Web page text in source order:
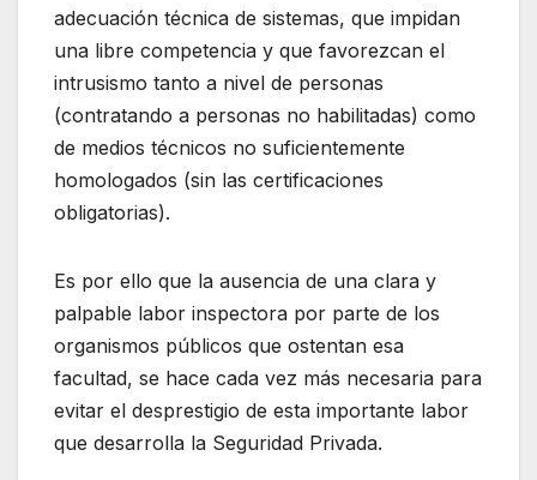
adecuación técnica de sistemas, que impidan
una libre competencia y que favorezcan el
intrusismo tanto a nivel de personas
(contratando a personas no habilitadas) como
de medios técnicos no suficientemente
homologados (sin las certificaciones
obligatorias).
Es por ello que la ausencia de una clara y
palpable labor inspectora por parte de los
organismos públicos que ostentan esa
facultad, se hace cada vez más necesaria para
evitar el desprestigio de esta importante labor
que desarrolla la Seguridad Privada.